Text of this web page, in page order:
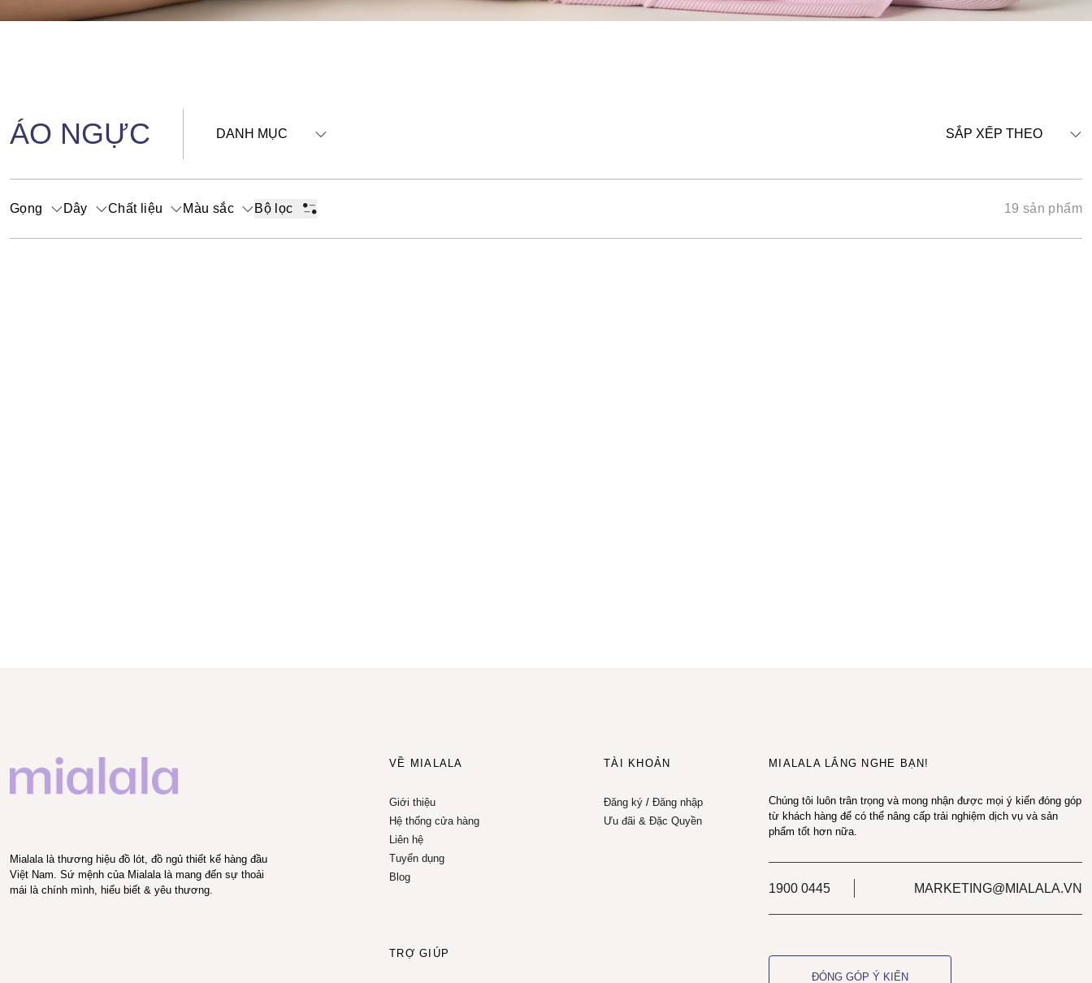
ÁO NGỰC DANH MỤC SẮP XẾP THEO
Gọng Dây Chất liệu Màu sắc Bộ lọc 19 sản phẩm
Mialala là thương hiệu đồ lót, đồ ngủ thiết kế hàng đầu
Việt Nam. Sứ mệnh của Mialala là mang đến sự thoải
mái là chính mình, hiểu biết & yêu thương.
VỀ MIALALA
Giới thiệu
Hệ thống cửa hàng
Liên hệ
Tuyển dụng
Blog
TÀI KHOẢN
Đăng ký/ Đăng nhập
Ưu đãi & Đặc Quyền
TRỢ GIÚP
MIALALA LẮNG NGHE BẠN!
Chúng tôi luôn trân trọng và mong nhận được mọi ý kiến đóng góp
từ khách hàng để có thể nâng cấp trải nghiệm dịch vụ và sản
phẩm tốt hơn nữa.
1900 0445 MARKETING@MIALALA.VN
ĐÓNG GÓP Ý KIẾN